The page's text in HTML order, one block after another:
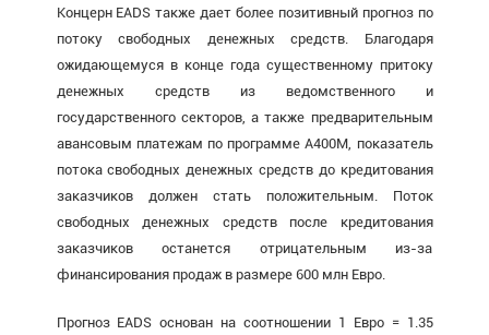
Концерн EADS также дает более позитивный прогноз по
потоку свободных денежных средств. Благодаря
ожидающемуся в конце года существенному притоку
денежных средств из ведомственного и
государственного секторов, а также предварительным
авансовым платежам по программе A400M, показатель
потока свободных денежных средств до кредитования
заказчиков должен стать положительным. Поток
свободных денежных средств после кредитования
заказчиков останется отрицательным из-за
финансирования продаж в размере 600 млн Евро.
Прогноз EADS основан на соотношении 1 Евро = 1.35